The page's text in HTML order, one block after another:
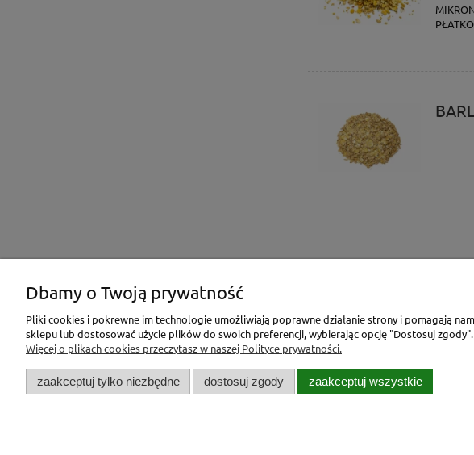
Stopka
Regulamin sklepu
Koszty wysyłki
Polityka prywatności
Dbamy o Twoją prywatność
Pliki cookies i pokrewne im technologie umożliwiają poprawne działanie strony i pomagają
sklepu lub dostosować użycie plików do swoich preferencji, wybierając opcję "Dostosuj zgody".
Więcej o plikach cookies przeczytasz w naszej Polityce prywatności.
zaakceptuj tylko niezbędne dostosuj zgody zaakceptuj wszystkie